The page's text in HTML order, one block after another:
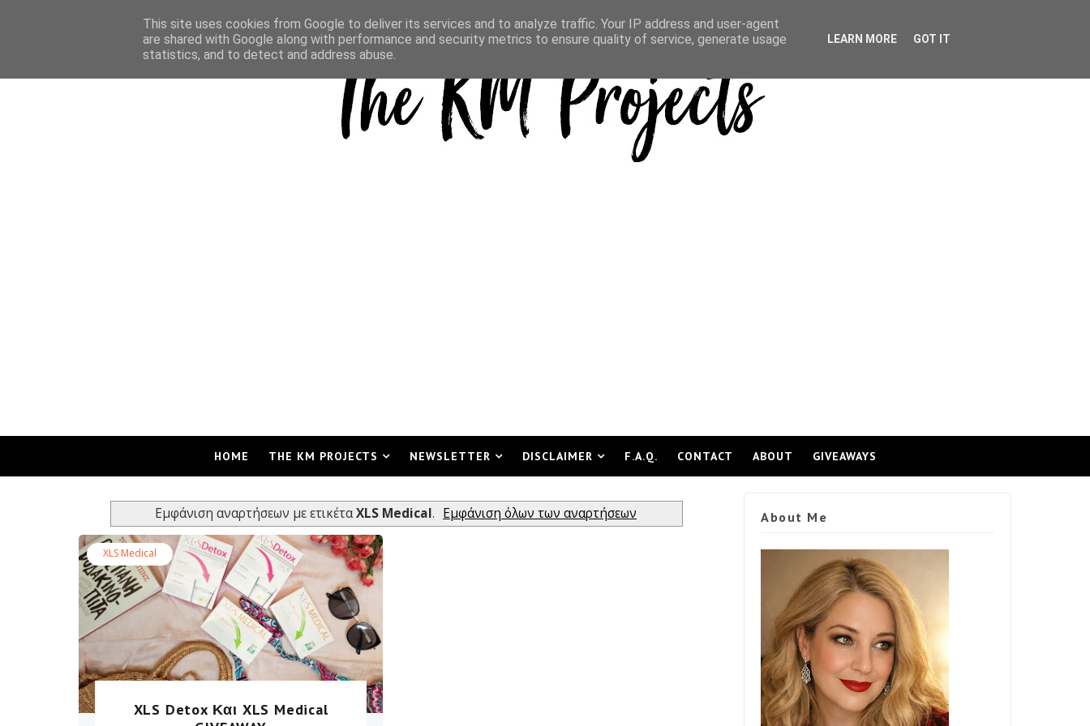
HOME THE KM PROJECTS NEWSLETTER DISCLAIMER F.A.Q. CONTACT ABOUT GIVEAWAYS
Εμφάνιση αναρτήσεων με ετικέταXLS Medical. Εμφάνιση όλων των αναρτήσεων
XLS Medical
XLS Detox Και XLS Medical
About Me
This site uses cookies from Google to deliver its services and to analyze traffic. Your IP address and user-agent
are shared with Google along with performance and security metrics to ensure quality of service, generate usage
statistics, and to detect and address abuse.
LEARN MORE GOT IT